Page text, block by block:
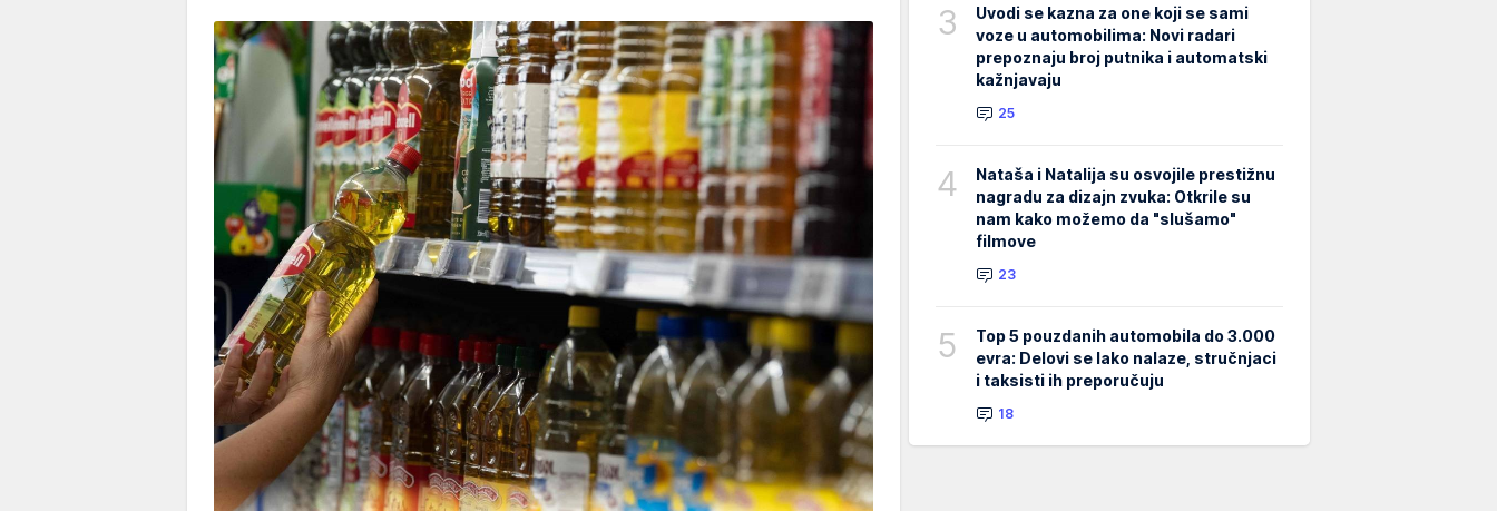
3
Uvodi se kazna za one koji se sami
voze u automobilima: Novi radari
prepoznaju broj putnika i automatski
kažnjavaju
25
4
Nataša i Natalija su osvojile prestižnu
nagradu za dizajn zvuka: Otkrile su
nam kako možemo da "slušamo"
filmove
23
5
Top 5 pouzdanih automobila do 3.000
evra: Delovi se lako nalaze, stručnjaci
i taksisti ih preporučuju
18